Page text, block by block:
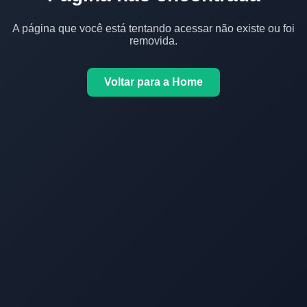
A página que você está tentando acessar não existe ou foi
removida.
Voltar para a Home